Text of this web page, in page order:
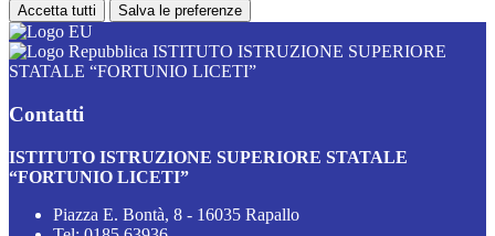
Accetta tutti Salva le preferenze
ISTITUTO ISTRUZIONE SUPERIORE
STATALE “FORTUNIO LICETI”
Contatti
ISTITUTO ISTRUZIONE SUPERIORE STATALE
“FORTUNIO LICETI”
Piazza E. Bontà, 8 - 16035 Rapallo